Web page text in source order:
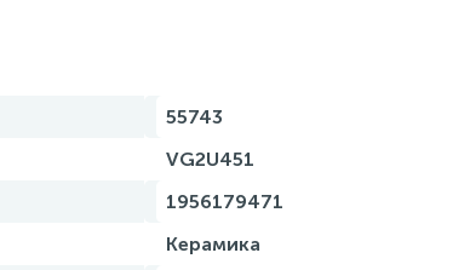
55743
VG2U451
1956179471
Керамика